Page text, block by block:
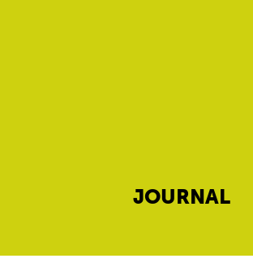
JOURNAL